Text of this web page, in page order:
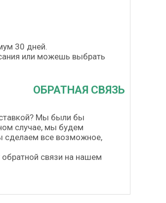
30 дней.
или можешь выбрать
ОБРАТНАЯ СВЯЗЬ
Мы были бы
случае, мы будем
сделаем все возможное,
связи на нашем